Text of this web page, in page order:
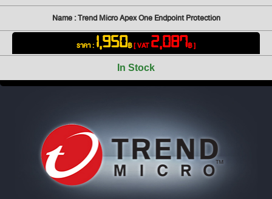
Name : Trend Micro Apex One Endpoint Protection
ราคา : 1,950฿[ VAT2,087฿ ]
In Stock